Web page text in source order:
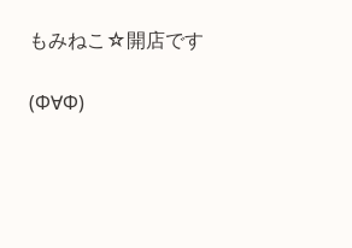
もみねこ☆開店です
(Φ∀Φ)